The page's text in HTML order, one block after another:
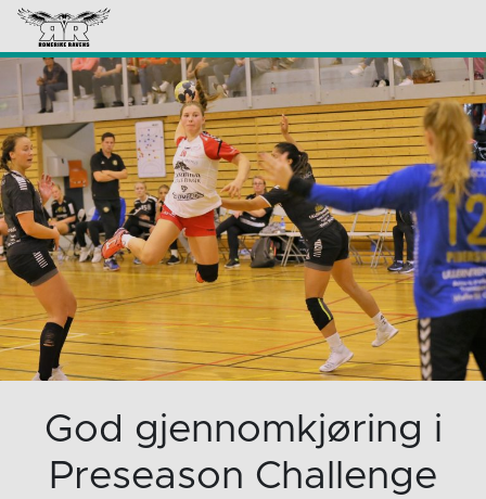
God gjennomkjøring i
Preseason Challenge